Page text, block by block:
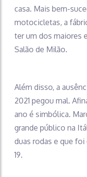
casa. Mais bem-
motocicletas, a
ter um dos maiores
Salão de Milão.
Além disso, a
2021 pegou mal.
ano é simbólica.
grande público na
duas rodas e que
19.